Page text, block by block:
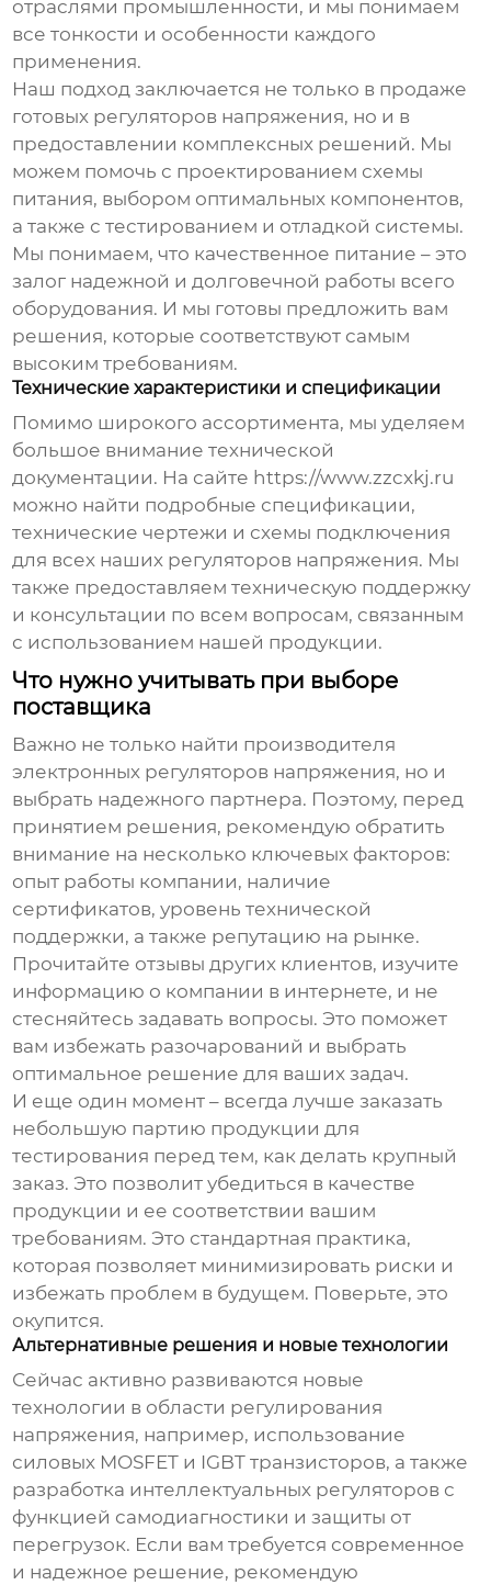
отраслями промышленности, и мы понимаем
все тонкости и особенности каждого
применения.
Наш подход заключается не только в продаже
готовых регуляторов напряжения, но и в
предоставлении комплексных решений. Мы
можем помочь с проектированием схемы
питания, выбором оптимальных компонентов,
а также с тестированием и отладкой системы.
Мы понимаем, что качественное питание – это
залог надежной и долговечной работы всего
оборудования. И мы готовы предложить вам
решения, которые соответствуют самым
высоким требованиям.
Технические характеристики и спецификации
Помимо широкого ассортимента, мы уделяем
большое внимание технической
документации. На сайте https://www.zzcxkj.ru
можно найти подробные спецификации,
технические чертежи и схемы подключения
для всех наших регуляторов напряжения. Мы
также предоставляем техническую поддержку
и консультации по всем вопросам, связанным
с использованием нашей продукции.
Что нужно учитывать при выборе
поставщика
Важно не только найти производителя
электронных регуляторов напряжения, но и
выбрать надежного партнера. Поэтому, перед
принятием решения, рекомендую обратить
внимание на несколько ключевых факторов:
опыт работы компании, наличие
сертификатов, уровень технической
поддержки, а также репутацию на рынке.
Прочитайте отзывы других клиентов, изучите
информацию о компании в интернете, и не
стесняйтесь задавать вопросы. Это поможет
вам избежать разочарований и выбрать
оптимальное решение для ваших задач.
И еще один момент – всегда лучше заказать
небольшую партию продукции для
тестирования перед тем, как делать крупный
заказ. Это позволит убедиться в качестве
продукции и ее соответствии вашим
требованиям. Это стандартная практика,
которая позволяет минимизировать риски и
избежать проблем в будущем. Поверьте, это
окупится.
Альтернативные решения и новые технологии
Сейчас активно развиваются новые
технологии в области регулирования
напряжения, например, использование
силовых MOSFET и IGBT транзисторов, а также
разработка интеллектуальных регуляторов с
функцией самодиагностики и защиты от
перегрузок. Если вам требуется современное
и надежное решение, рекомендую